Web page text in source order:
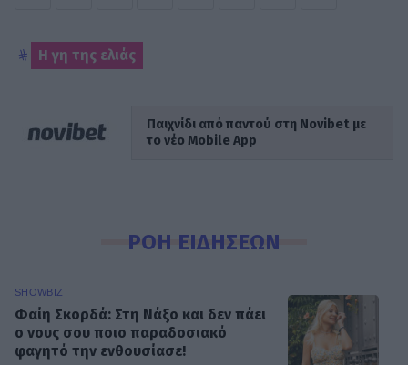
Η γη της ελιάς
Παιχνίδι από παντού στη Novibet με
το νέο Mobile App
ΡΟΗ ΕΙΔΗΣΕΩΝ
SHOWBIZ
Φαίη Σκορδά: Στη Νάξο και δεν πάει
ο νους σου ποιο παραδοσιακό
φαγητό την ενθουσίασε!